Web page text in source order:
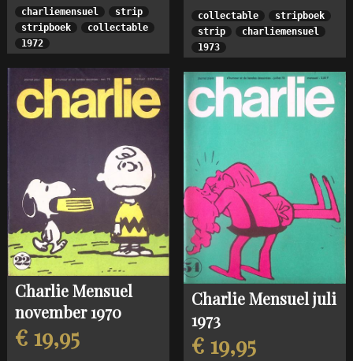
charliemensuel
strip
stripboek
collectable
1972
collectable
stripboek
strip
charliemensuel
1973
Charlie Mensuel
november 1970
€ 19,95
Charlie Mensuel juli
1973
€ 19,95